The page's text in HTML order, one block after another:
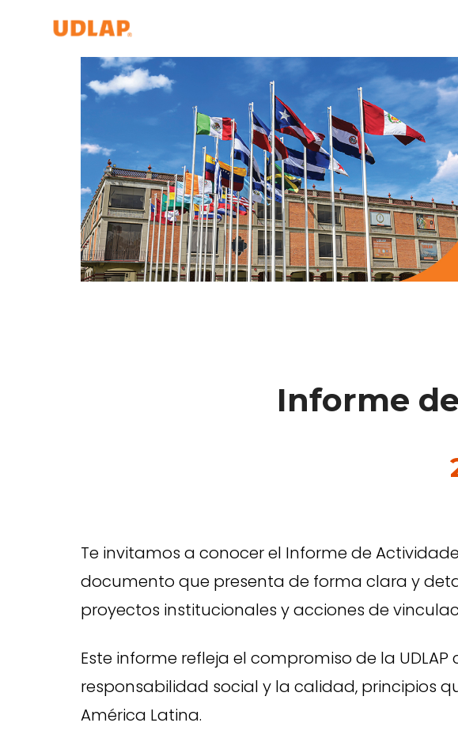
Informe
Te invitamos a conocer el Informe de
documento que presenta de forma clara y
proyectos institucionales y acciones de
Este informe refleja el compromiso de la
responsabilidad social y la calidad, principios
América Latina.